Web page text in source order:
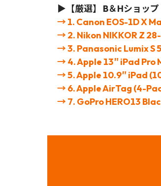
▶【厳選】 B＆Hショップ
→ 1. Canon EOS-1D X
→ 2. Nikon NIKKOR Z
→ 3. Panasonic Lumix S
→ 4. Apple 13″ iPad Pro
→ 5. Apple 10.9″ iPad
→ 6. Apple AirTag (4-
→ 7. GoPro HERO13